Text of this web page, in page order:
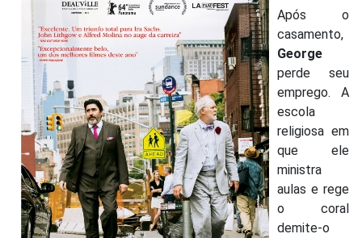
Após o
casamento,
George
perde seu
emprego. A
escola
religiosa em
que ele
ministra
aulas e rege
o coral
demite-o